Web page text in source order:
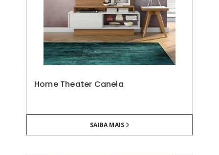
Home Theater Canela
SAIBA MAIS